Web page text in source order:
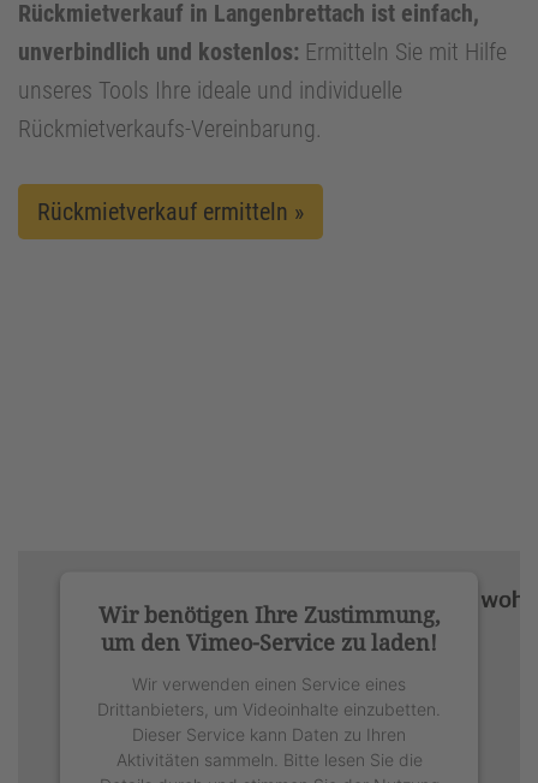
Rückmietverkauf in Langenbrettach ist einfach,
unverbindlich und kostenlos: Ermitteln Sie mit Hilfe
unseres Tools Ihre ideale und individuelle
Rückmietverkaufs-Vereinbarung.
Rückmietverkauf ermitteln »
Wir benötigen Ihre Zustimmung,
um den Vimeo-Service zu laden!
Wir verwenden einen Service eines
Drittanbieters, um Videoinhalte einzubetten.
Dieser Service kann Daten zu Ihren
Aktivitäten sammeln. Bitte lesen Sie die